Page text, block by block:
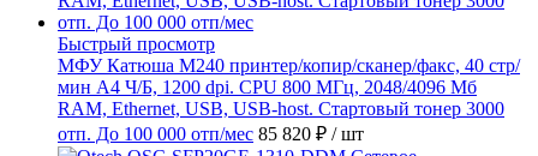
Быстрый просмотр
МФУ Катюша M240 принтер/копир/сканер/факс, 40 стр/
мин А4 Ч/Б, 1200 dpi. CPU 800 МГц, 2048/4096 Мб
RAM, Ethernet, USB, USB-host. Стартовый тонер 3000
отп. До 100 000 отп/мес 85 820 ₽ / шт